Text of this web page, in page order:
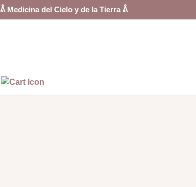
ᕔ Medicina del Cielo y de la Tierra ᕔ